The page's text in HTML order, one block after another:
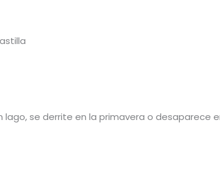
se derrite en la primavera o desaparece